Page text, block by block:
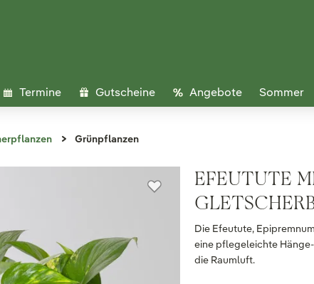
Termine Gutscheine Angebote Sommer
Grünpflanzen
EFEUTUTE
Die Efeutute,
eine pflegeleichte
die Raumluft.